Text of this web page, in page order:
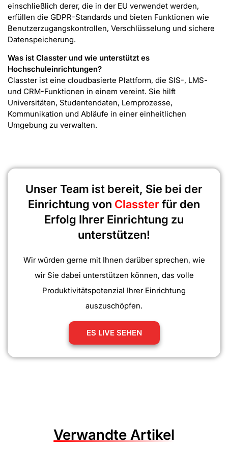
einschließlich derer, die in der EU verwendet werden,
erfüllen die GDPR-Standards und bieten Funktionen wie
Benutzerzugangskontrollen, Verschlüsselung und sichere
Datenspeicherung.
Was ist Classter und wie unterstützt es
Hochschuleinrichtungen?
Classter ist eine cloudbasierte Plattform, die SIS-, LMS-
und CRM-Funktionen in einem vereint. Sie hilft
Universitäten, Studentendaten, Lernprozesse,
Kommunikation und Abläufe in einer einheitlichen
Umgebung zu verwalten.
Unser Team ist bereit, Sie bei der
Einrichtung von Classterfür den
Erfolg Ihrer Einrichtung zu
unterstützen!
Wir würden gerne mit Ihnen darüber sprechen, wie
wir Sie dabei unterstützen können, das volle
Produktivitätspotenzial Ihrer Einrichtung
auszuschöpfen.
ES LIVE SEHEN
Verwandte Artikel